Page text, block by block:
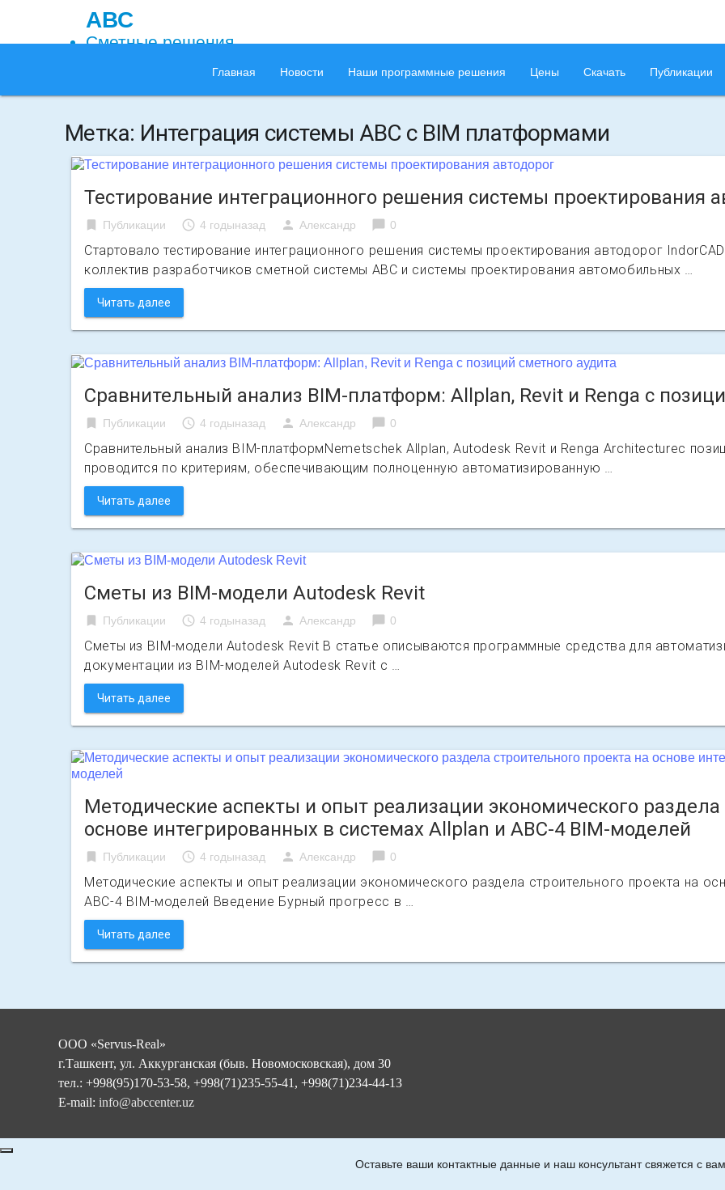
АВС
Сметные решения
Главная Новости Наши программные решения Цены Скачать Публикации
Метка: Интеграция системы АВС с BIM платформами
Тестирование интеграционного решения системы проектирования
bookmark Публикации access_time 4 годыназад person Александр chat_bubble 0
Стартовало тестирование интеграционного решения системы проектирования автодорог
коллектив разработчиков сметной системы АВС и системы проектирования автомобильных …
Читать далее
Сравнительный анализ BIM-платформ: Allplan, Revit и Renga с
bookmark Публикации access_time 4 годыназад person Александр 0
Сравнительный анализ BIM-платформNemetschek Allplan, Autodesk Revit и Renga Architectureс
проводится по критериям, обеспечивающим полноценную автоматизированную …
Читать далее
Сметы из BIM-модели Autodesk Revit
bookmark Публикации access_time 4 годыназад person Александр chat_bubble 0
Сметы из BIM-модели Autodesk Revit В статье описываются программные средства для
документации из BIM-моделей Autodesk Revit с …
Читать далее
Методические аспекты и опыт реализации экономического раздела
основе интегрированных в системах Allplan и АВС-4 BIM-моделей
bookmark Публикации access_time 4 годыназад person Александр chat_bubble 0
Методические аспекты и опыт реализации экономического раздела строительного проекта на
АВС-4 BIM-моделей Введение Бурный прогресс в …
Читать далее
ООО «Servus-Real»
г.Ташкент, ул. Аккурганская (быв. Новомосковская), дом 30
тел.: +998(95)170-53-58, +998(71)235-55-41, +998(71)234-44-13
E-mail: info@abccenter.uz
Оставьте ваши контактные данные и наш консультант свяжется с